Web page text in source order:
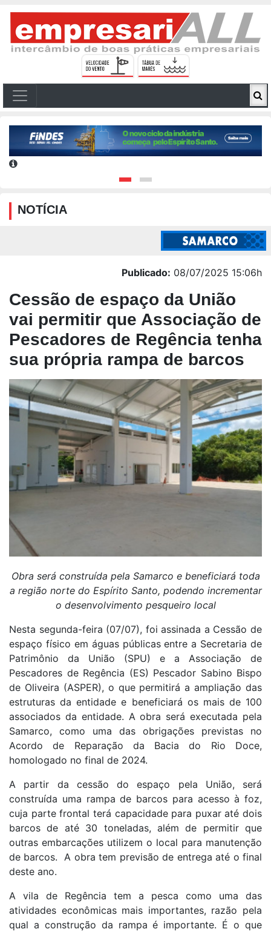
NOTÍCIA
Publicado: 08/07/2025 15:06h
Cessão de espaço da União
vai permitir que Associação de
Pescadores de Regência tenha
sua própria rampa de barcos
Obra será construída pela Samarco e beneficiará toda
a região norte do Espírito Santo, podendo incrementar
o desenvolvimento pesqueiro local
Nesta segunda-feira (07/07), foi assinada a Cessão de
espaço físico em águas públicas entre a Secretaria de
Patrimônio da União (SPU) e a Associação de
Pescadores de Regência (ES) Pescador Sabino Bispo
de Oliveira (ASPER), o que permitirá a ampliação das
estruturas da entidade e beneficiará os mais de 100
associados da entidade. A obra será executada pela
Samarco, como uma das obrigações previstas no
Acordo de Reparação da Bacia do Rio Doce,
homologado no final de 2024.
A partir da cessão do espaço pela União, será
construída uma rampa de barcos para acesso à foz,
cuja parte frontal terá capacidade para puxar até dois
barcos de até 30 toneladas, além de permitir que
outras embarcações utilizem o local para manutenção
de barcos. A obra tem previsão de entrega até o final
deste ano.
A vila de Regência tem a pesca como uma das
atividades econômicas mais importantes, razão pela
qual a construção da rampa é importante. É o que